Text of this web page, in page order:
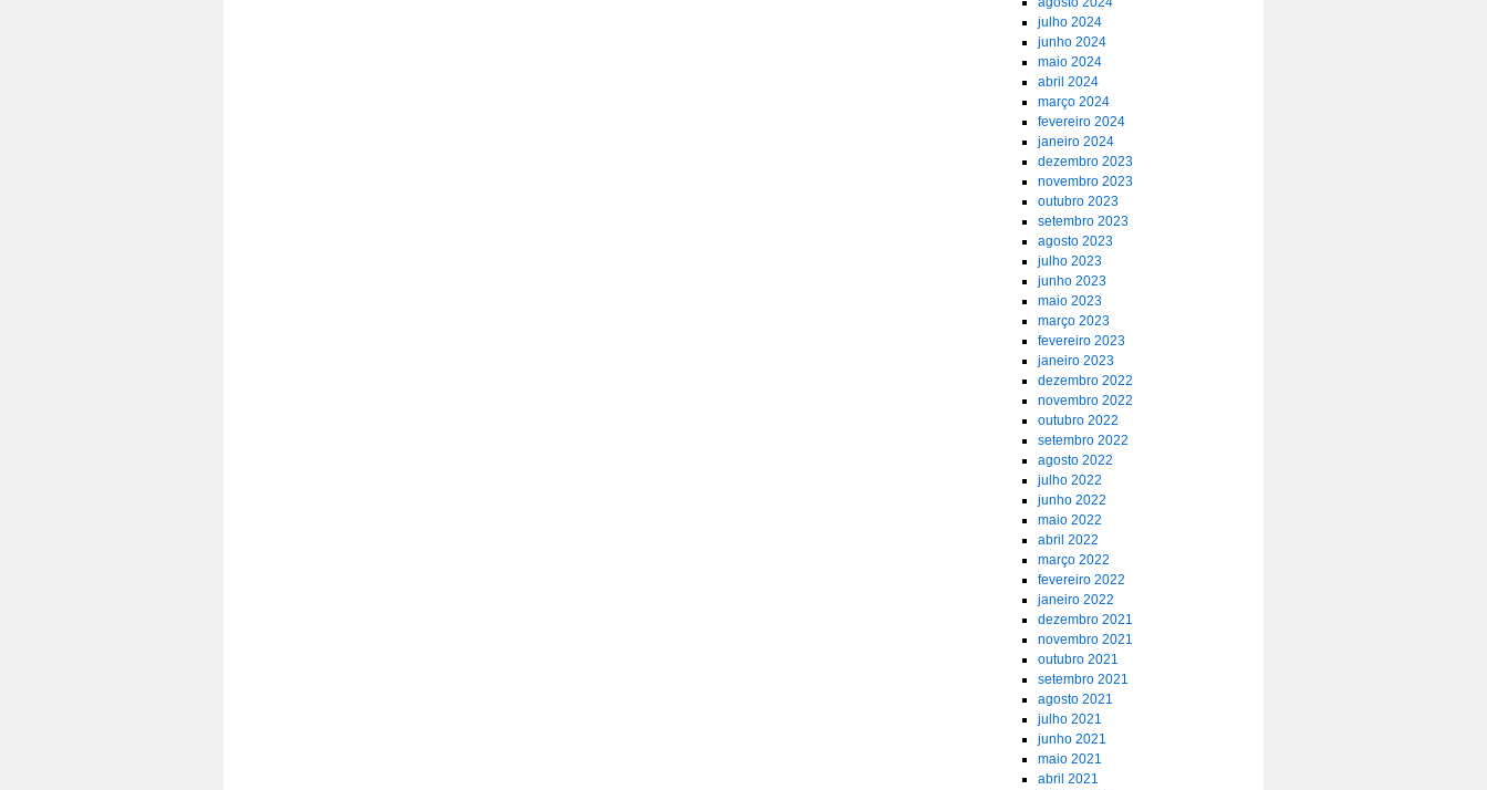
julho 2024
junho 2024
maio 2024
abril 2024
março 2024
fevereiro 2024
janeiro 2024
dezembro 2023
novembro 2023
outubro 2023
setembro 2023
agosto 2023
julho 2023
junho 2023
maio 2023
março 2023
fevereiro 2023
janeiro 2023
dezembro 2022
novembro 2022
outubro 2022
setembro 2022
agosto 2022
julho 2022
junho 2022
maio 2022
abril 2022
março 2022
fevereiro 2022
janeiro 2022
dezembro 2021
novembro 2021
outubro 2021
setembro 2021
agosto 2021
julho 2021
junho 2021
maio 2021
abril 2021